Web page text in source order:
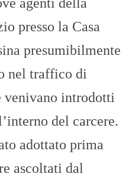
agenti della
presso la Casa
presumibilmente
nel traffico di
venivano introdotti
del carcere.
adottato prima
ascoltati dal